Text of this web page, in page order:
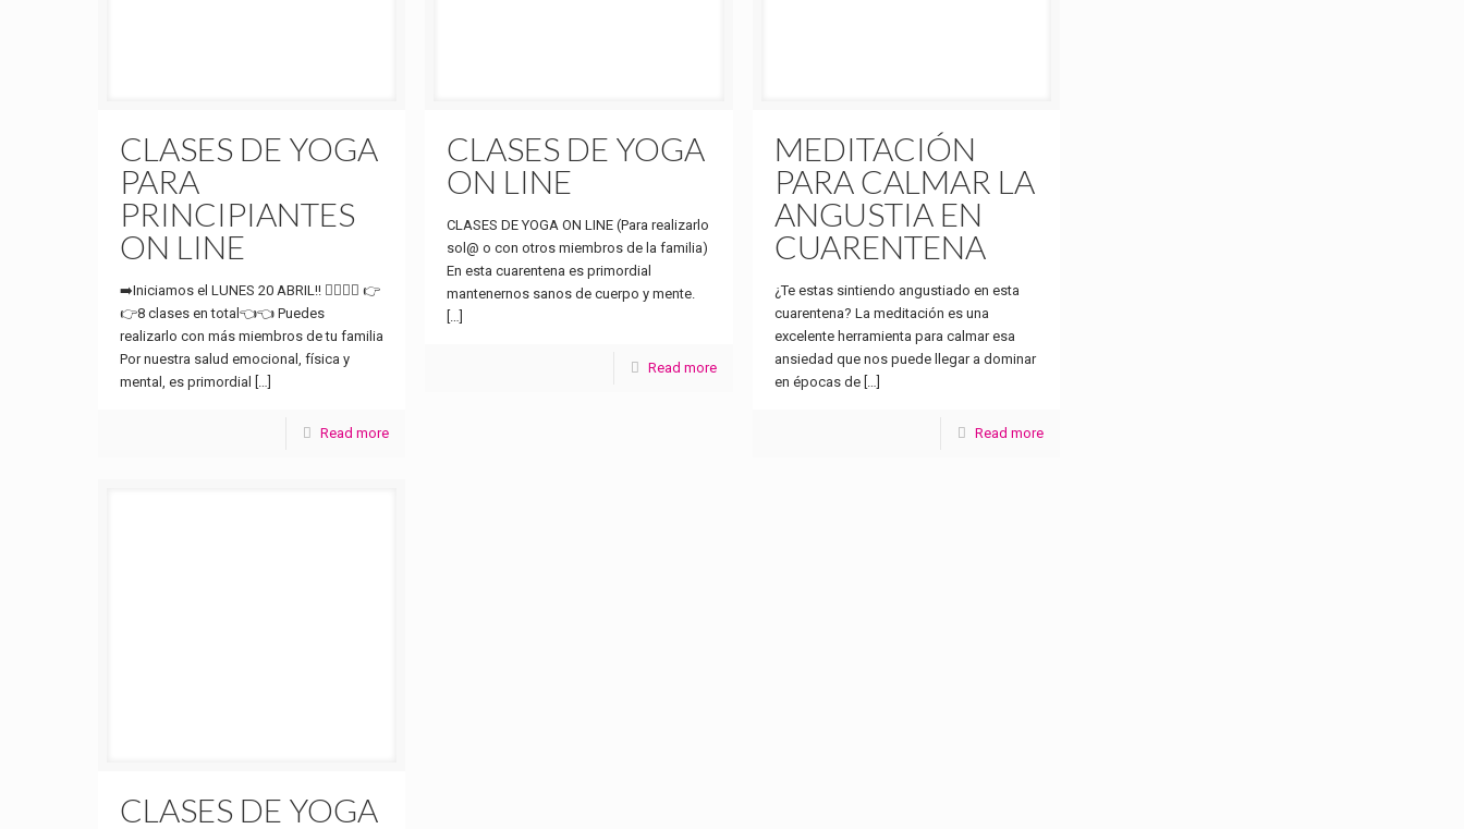
CLASES DE YOGA
PARA
PRINCIPIANTES
ON LINE
➡️Iniciamos el LUNES 20 ABRIL!! 🧘‍♀️🧘‍♂️ 👉
👉8 clases en total👈👈 Puedes
realizarlo con más miembros de tu familia
Por nuestra salud emocional, física y
mental, es primordial
[…]
Read more
CLASES DE YOGA
ON LINE
CLASES DE YOGA ON LINE (Para realizarlo
sol@ o con otros miembros de la familia)
En esta cuarentena es primordial
mantenernos sanos de cuerpo y mente.
[…]
Read more
MEDITACIÓN
PARA CALMAR LA
ANGUSTIA EN
CUARENTENA
¿Te estas sintiendo angustiado en esta
cuarentena? La meditación es una
excelente herramienta para calmar esa
ansiedad que nos puede llegar a dominar
en épocas de[…]
Read more
CLASES DE YOGA